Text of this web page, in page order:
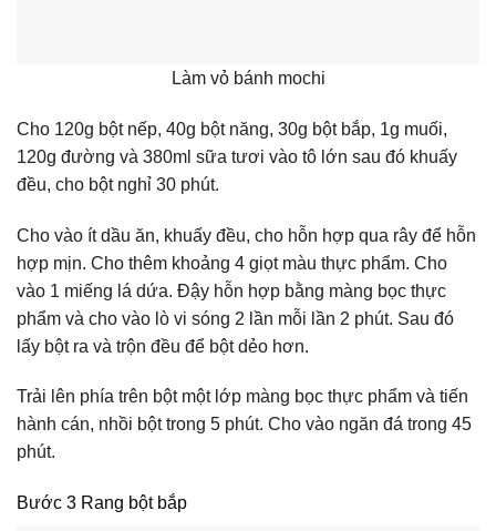
Làm vỏ bánh mochi
Cho 120g bột nếp, 40g bột năng, 30g bột bắp, 1g muối,
120g đường và 380ml sữa tươi vào tô lớn sau đó khuấy
đều, cho bột nghỉ 30 phút.
Cho vào ít dầu ăn, khuấy đều, cho hỗn hợp qua rây để hỗn
hợp mịn. Cho thêm khoảng 4 giọt màu thực phẩm. Cho
vào 1 miếng lá dứa. Đậy hỗn hợp bằng màng bọc thực
phẩm và cho vào lò vi sóng 2 lần mỗi lần 2 phút. Sau đó
lấy bột ra và trộn đều để bột dẻo hơn.
Trải lên phía trên bột một lớp màng bọc thực phẩm và tiến
hành cán, nhồi bột trong 5 phút. Cho vào ngăn đá trong 45
phút.
Bước 3 Rang bột bắp